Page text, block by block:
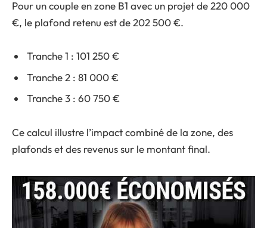
Pour un couple en zone B1 avec un projet de 220 000
€, le plafond retenu est de 202 500 €.
Tranche 1 : 101 250 €
Tranche 2 : 81 000 €
Tranche 3 : 60 750 €
Ce calcul illustre l’impact combiné de la zone, des
plafonds et des revenus sur le montant final.